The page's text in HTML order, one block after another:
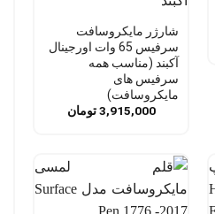
شارژر مایکروسافت
سرفیس 65 وات اورجینال
آکبند (مناسب همه
سرفیس های
مایکروسافت)
3,915,000 تومان